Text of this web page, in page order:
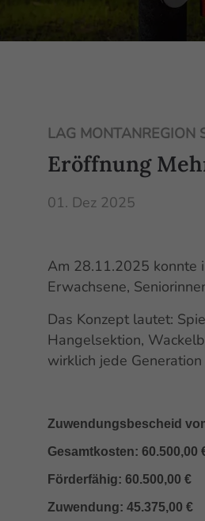
LAG MONTANREGION
Eröffnung
01. Dez 2025
Am 28.11.2025 konnte
Erwachsene,
Das Konzept lautet:
Hangelsektion,
wirklich jede
Zuwendungsbescheid
Gesamtkosten: 60.500,00
Förderfähig: 60.500,00 €
Zuwendung: 45.375,00 €